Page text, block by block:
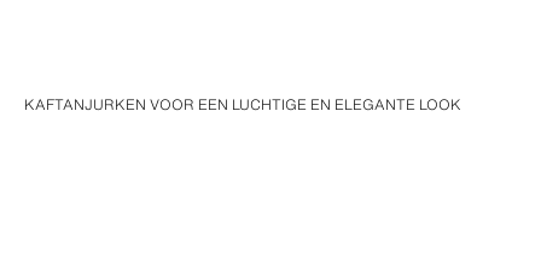
KAFTANJURKEN VOOR EEN LUCHTIGE EN ELEGANTE LOOK